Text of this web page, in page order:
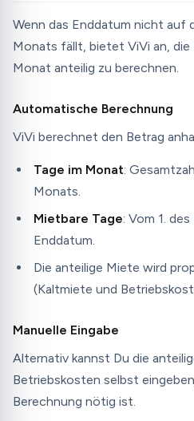
Wenn das Enddatum nicht auf
Monats fällt, bietet ViVi an,
Monat anteilig zu berechnen.
Automatische Berechnung
ViVi berechnet den Betrag
Tage im Monat:
Monats.
Mietbare Tage: Vom 1.
Enddatum.
Die anteilige Miete wird
(Kaltmiete und
Manuelle Eingabe
Alternativ kannst Du die
Betriebskosten selbst
Berechnung nötig ist.